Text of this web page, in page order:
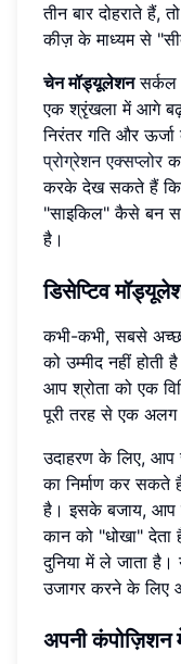
तीन बार दोहराते
कीज़ के माध्यम से
चेन मॉड्यूलेशनसर्कल
एक श्रृंखला में आगे
निरंतर गति और
प्रोग्रेशन एक्सप्लोर
करके देख सकते हैं कि
"साइकिल" कैसे बन
है।
डिसेप्टिव
कभी-कभी, सबसे अच्छा
को उम्मीद नहीं
आप श्रोता को एक
पूरी तरह से एक अलग
उदाहरण के लिए, आप
का निर्माण कर सकते
है। इसके बजाय, आप
कान को "धोखा"
दुनिया में ले जाता
उजागर करने के लिए
अपनी कंपोज़िशन